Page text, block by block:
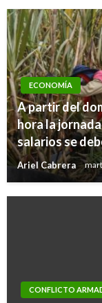
ECONOMÍA
A partir del
hora la
salarios se
Ariel Cabrera
CONFLICTO